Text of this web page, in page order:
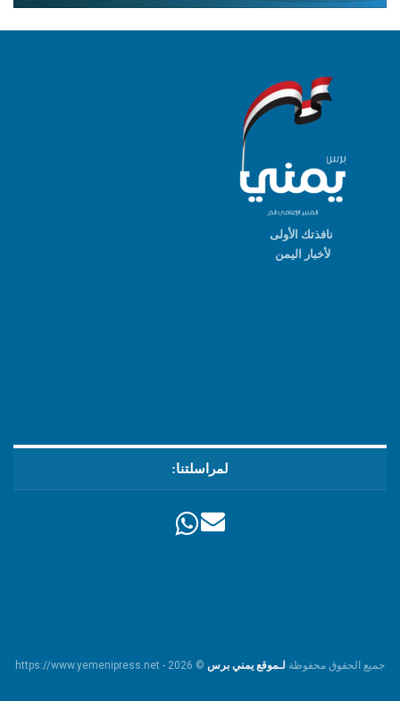
نافذتك الأولى
لأخبار اليمن
لمراسلتنا:
جميع الحقوق محفوظة لـموقع يمني برس © https://www.yemenipress.net - 2026